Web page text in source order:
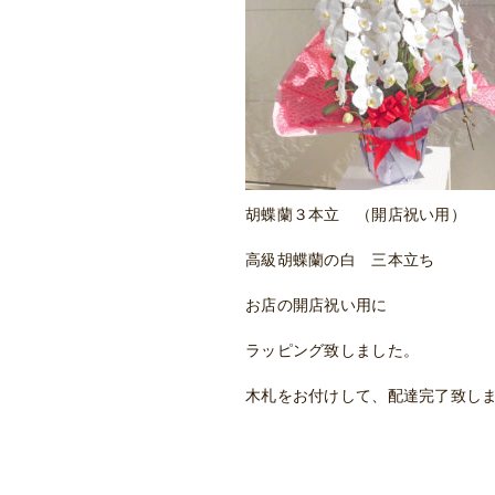
胡蝶蘭３本立 （開店祝い用）
高級胡蝶蘭の白 三本立ち
お店の開店祝い用に
ラッピング致しました。
木札をお付けして、配達完了致し